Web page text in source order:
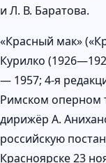
и Л. В. Баратова.
«Красный мак»
Курилко
— 1957; 4-я
Римском оперном
дирижёр А.
российскую
Красноярске 23